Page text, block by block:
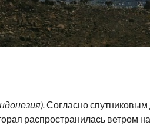
Согласно
распространилась ветром